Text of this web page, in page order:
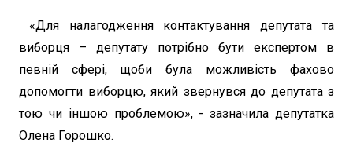
«Для налагодження контактування депутата та
виборця – депутату потрібно бути експертом в
певній сфері, щоби була можливість фахово
допомогти виборцю, який звернувся до депутата з
тою чи іншою проблемою», - зазначила депутатка
Олена Горошко.